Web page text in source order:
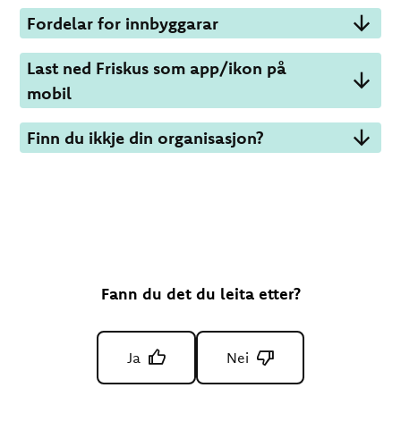
Fordelar for innbyggarar
Last ned Friskus som app/ikon på
mobil
Finn du ikkje din organisasjon?
Fann du det du leita etter?
Ja Nei